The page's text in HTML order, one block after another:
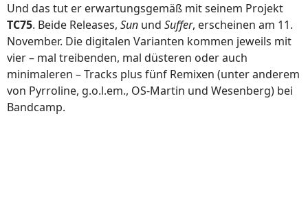
Und das tut er erwartungsgemäß mit seinem Projekt
TC75. Beide Releases, Sun und Suffer, erscheinen am 11.
November. Die digitalen Varianten kommen jeweils mit
vier – mal treibenden, mal düsteren oder auch
minimaleren – Tracks plus fünf Remixen (unter anderem
von Pyrroline, g.o.l.em., OS-Martin und Wesenberg) bei
Bandcamp.